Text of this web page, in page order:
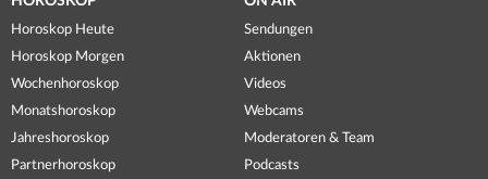
Horoskop Heute
Horoskop Morgen
Wochenhoroskop
Monatshoroskop
Jahreshoroskop
Partnerhoroskop
Sendungen
Aktionen
Videos
Webcams
Moderatoren & Team
Podcasts